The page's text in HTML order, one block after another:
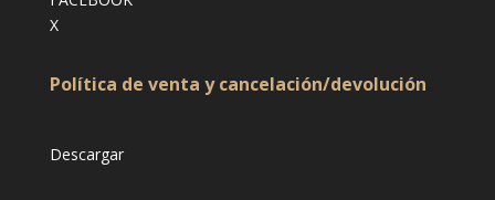
X
Política de venta y cancelación/devolución
Descargar